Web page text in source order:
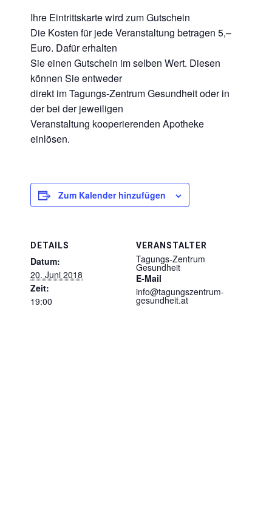
Ihre Eintrittskarte wird zum Gutschein
Die Kosten für jede Veranstaltung betragen 5,–
Euro. Dafür erhalten
Sie einen Gutschein im selben Wert. Diesen
können Sie entweder
direkt im Tagungs-Zentrum Gesundheit oder in
der bei der jeweiligen
Veranstaltung kooperierenden Apotheke
einlösen.
Zum Kalender hinzufügen
DETAILS
Datum:
20. Juni 2018
Zeit:
19:00
VERANSTALTER
Tagungs-Zentrum
Gesundheit
E-Mail
info@tagungszentrum-
gesundheit.at